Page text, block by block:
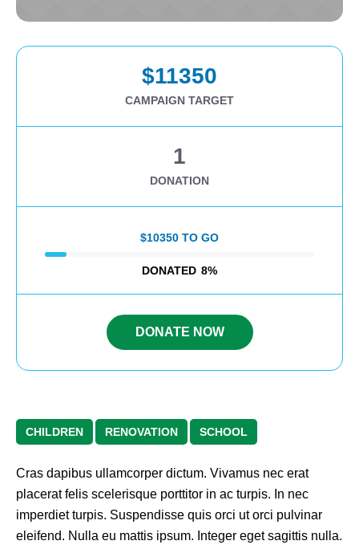
$11350
CAMPAIGN TARGET
1
DONATION
$10350 TO GO
DONATED 8%
DONATE NOW
CHILDREN RENOVATION SCHOOL
Cras dapibus ullamcorper dictum. Vivamus nec erat
placerat felis scelerisque porttitor in ac turpis. In nec
imperdiet turpis. Suspendisse quis orci ut orci pulvinar
eleifend. Nulla eu mattis ipsum. Integer eget sagittis nulla.